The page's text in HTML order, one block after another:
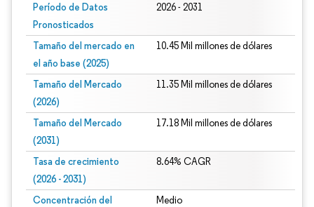
Período de Datos
Pronosticados
2026 - 2031
Tamaño del mercado en
el año base (2025)
10.45 Mil millones de dólares
Tamaño del Mercado
(2026)
11.35 Mil millones de dólares
Tamaño del Mercado
(2031)
17.18 Mil millones de dólares
Tasa de crecimiento
(2026 - 2031)
8.64% CAGR
Concentración del
Medio